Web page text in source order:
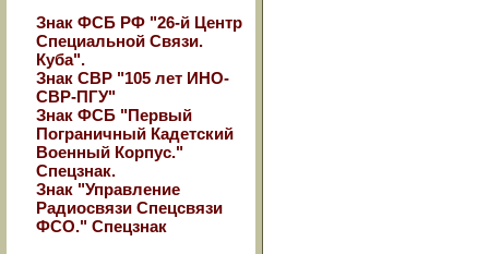
Знак ФСБ РФ "26-й Центр
Специальной Связи.
Куба".
Знак СВР "105 лет ИНО-
СВР-ПГУ"
Знак ФСБ "Первый
Пограничный Кадетский
Военный Корпус."
Спецзнак.
Знак "Управление
Радиосвязи Спецсвязи
ФСО." Спецзнак